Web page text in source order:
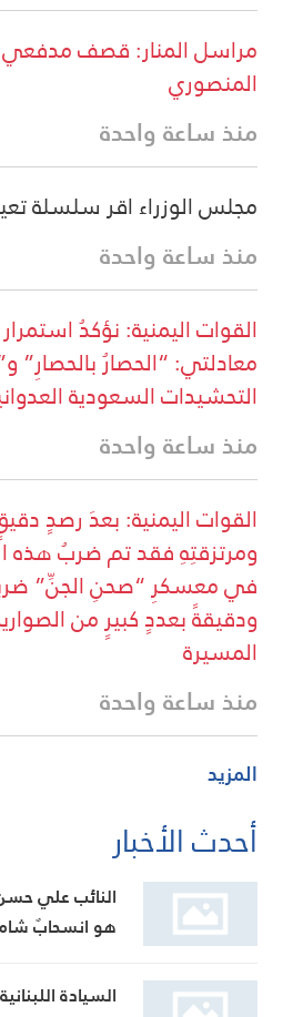
مراسل المنار: قصف
المنصوري
منذ ساعة واحدة
مجلس الوزراء اقر سلسلة
منذ ساعة واحدة
القوات اليمنية: نؤكدُ
معادلتي: “الحصارُ
التحشيدات السعودية
منذ ساعة واحدة
القوات اليمنية: بعدَ رصدٍ
ومرتزقتِهِ فقد تم ضربُ هذه
في معسكرِ “صحنِ الجنِّ”
ودقيقةً بعددٍ كبيرٍ من
المسيرة
منذ ساعة واحدة
المزيد
أحدث الأخبار
النائب علي
هو انسحابٌ
السيادة